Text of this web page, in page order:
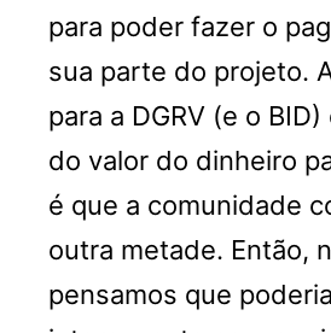
para poder fazer o
sua parte do projeto.
para a DGRV (e o
do valor do dinheiro
é que a comunidade
outra metade. Então,
pensamos que